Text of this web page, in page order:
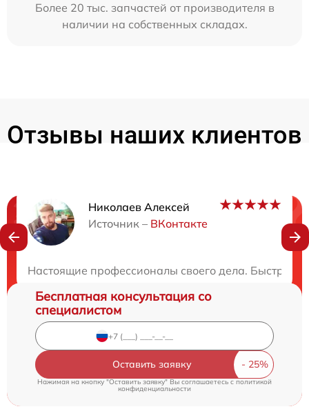
Более 20 тыс. запчастей от производителя в
наличии на собственных складах.
Отзывы наших клиентов
Николаев Алексей
Источник – ВКонтакте
Настоящие профессионалы своего дела. Быстро
Нужна консультация?
Бесплатная консультация со
специалистом
Оставить заявку
Нажимая на кнопку "Оставить заявку" Вы соглашаетесь cполитикой
конфиденциальности